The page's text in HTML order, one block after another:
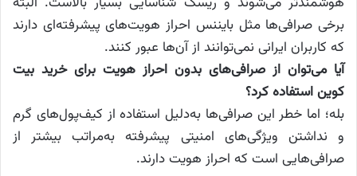
برخی صرافی‌ها مثل بایننس احراز هویت‌های پیشرفته‌ای دارند
که کاربران ایرانی نمی‌توانند از آن‌ها عبور کنند.
آیا می‌توان از صرافی‌های بدون احراز هویت برای خرید بیت
کوین استفاده کرد؟
بله؛ اما خطر این صرافی‌ها به‌دلیل استفاده از کیف‌پول‌های گرم
و نداشتن ویژگی‌های امنیتی پیشرفته به‌مراتب بیشتر از
صرافی‌هایی است که احراز هویت دارند.